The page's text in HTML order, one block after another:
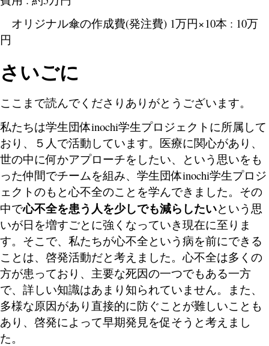
オリジナル傘の作成費(発注費) 1万円×10本 : 10万
円
さいごに
ここまで読んでくださりありがとうございます。
私たちは学生団体inochi学生プロジェクトに所属して
おり、５人で活動しています。医療に関心があり、
世の中に何かアプローチをしたい、という思いをも
った仲間でチームを組み、学生団体inochi学生プロジ
ェクトのもと心不全のことを学んできました。その
中で心不全を患う人を少しでも減らしたいという思
いが日を増すごとに強くなっていき現在に至りま
す。そこで、私たちが心不全という病を前にできる
ことは、啓発活動だと考えました。心不全は多くの
方が患っており、主要な死因の一つでもある一方
で、詳しい知識はあまり知られていません。また、
多様な原因があり直接的に防ぐことが難しいことも
あり、啓発によって早期発見を促そうと考えまし
た。